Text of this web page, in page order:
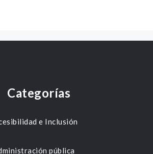
Categorías
e Inclusión
pública